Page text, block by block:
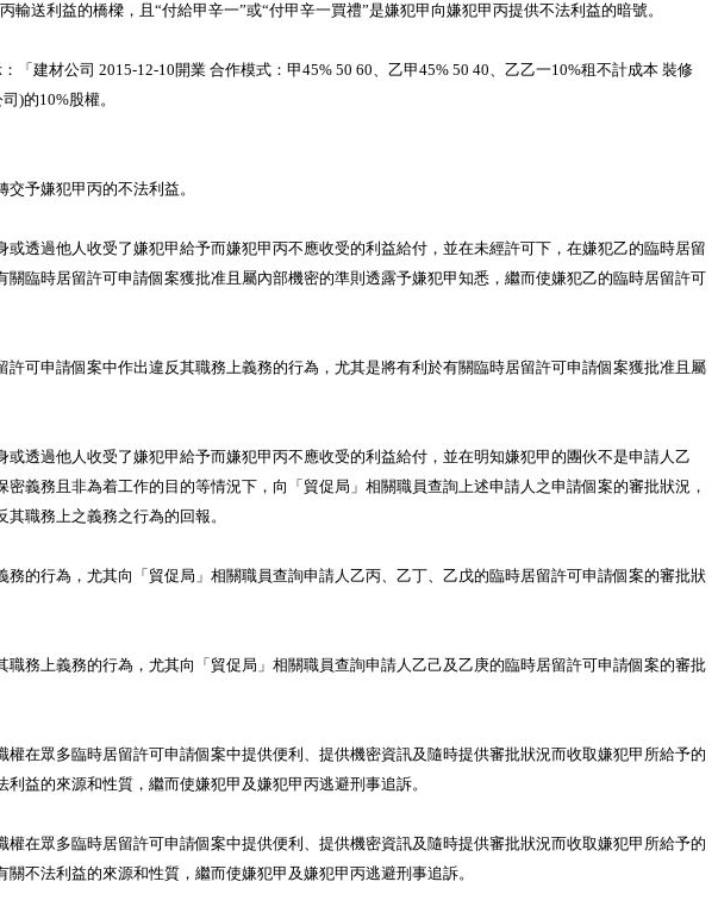
送利益的橋樑，且“付給甲辛一”或“付甲辛一買禮”是嫌犯甲向嫌犯甲丙提供不法利益的暗號。
材公司 2015-12-10開業 合作模式：甲45% 50 60、乙甲45% 50 40、乙乙一10%租不計成本 裝修
)的10%股權。
予嫌犯甲丙的不法利益。
過他人收受了嫌犯甲給予而嫌犯甲丙不應收受的利益給付，並在未經許可下，在嫌犯乙的臨時居留
臨時居留許可申請個案獲批准且屬內部機密的準則透露予嫌犯甲知悉，繼而使嫌犯乙的臨時居留許可
申請個案中作出違反其職務上義務的行為，尤其是將有利於有關臨時居留許可申請個案獲批准且屬
過他人收受了嫌犯甲給予而嫌犯甲丙不應收受的利益給付，並在明知嫌犯甲的團伙不是申請人乙
義務且非為着工作的目的等情況下，向「貿促局」相關職員查詢上述申請人之申請個案的審批狀況，
職務上之義務之行為的回報。
行為，尤其向「貿促局」相關職員查詢申請人乙丙、乙丁、乙戊的臨時居留許可申請個案的審批狀
上義務的行為，尤其向「貿促局」相關職員查詢申請人乙己及乙庚的臨時居留許可申請個案的審批
眾多臨時居留許可申請個案中提供便利、提供機密資訊及隨時提供審批狀況而收取嫌犯甲所給予的
益的來源和性質，繼而使嫌犯甲及嫌犯甲丙逃避刑事追訴。
眾多臨時居留許可申請個案中提供便利、提供機密資訊及隨時提供審批狀況而收取嫌犯甲所給予的
不法利益的來源和性質，繼而使嫌犯甲及嫌犯甲丙逃避刑事追訴。